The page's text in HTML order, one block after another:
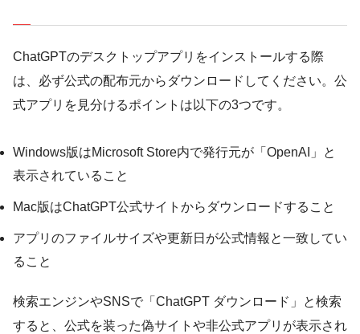
ChatGPTのデスクトップアプリをインストールする際
は、必ず公式の配布元からダウンロードしてください。公
式アプリを見分けるポイントは以下の3つです。
Windows版はMicrosoft Store内で発行元が「OpenAI」と
表示されていること
Mac版はChatGPT公式サイトからダウンロードすること
アプリのファイルサイズや更新日が公式情報と一致してい
ること
検索エンジンやSNSで「ChatGPT ダウンロード」と検索
すると、公式を装った偽サイトや非公式アプリが表示され